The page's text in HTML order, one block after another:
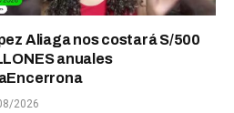
Aliaga nos costará S/500
anuales
2026